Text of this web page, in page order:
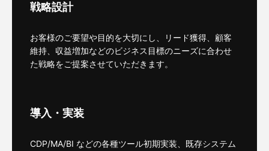
戦略設計
お客様のご要望や目的を大切にし、リード獲得、顧客
維持、収益増加などのビジネス目標のニーズに合わせ
た戦略をご提案させていただきます。
導入・実装
CDP/MA/BI などの各種ツール初期実装、既存システム